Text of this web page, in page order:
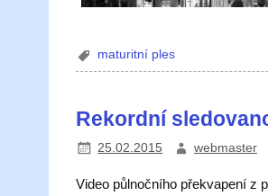
maturitní ples
Rekordní
25.02.2015 webmaster
Video půlnočního překvapení z